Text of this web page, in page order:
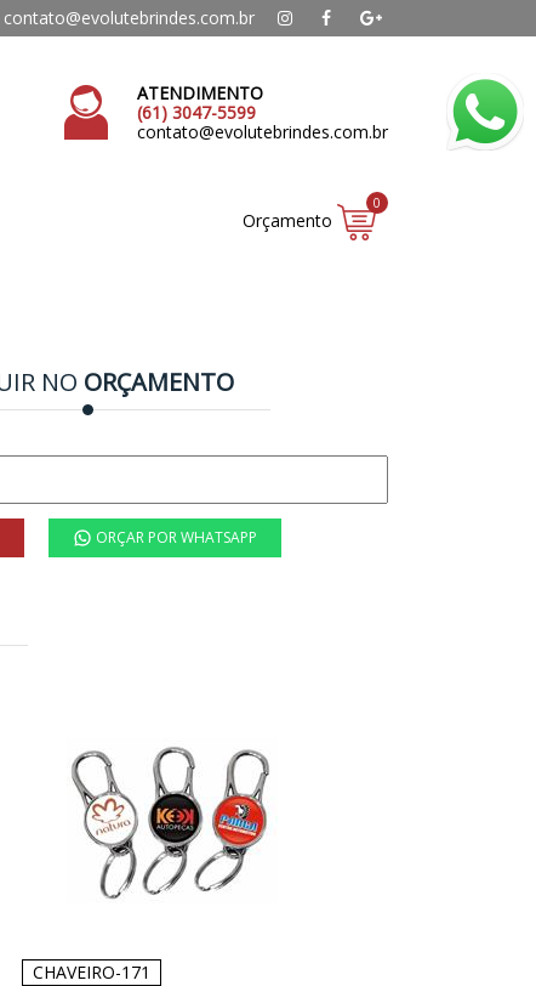
contato@evolutebrindes.com.br
ATENDIMENTO
(61) 3047-5599
contato@evolutebrindes.com.br
Orçamento
0
NO ORÇAMENTO
ORÇAR POR WHATSAPP
CHAVEIRO-171